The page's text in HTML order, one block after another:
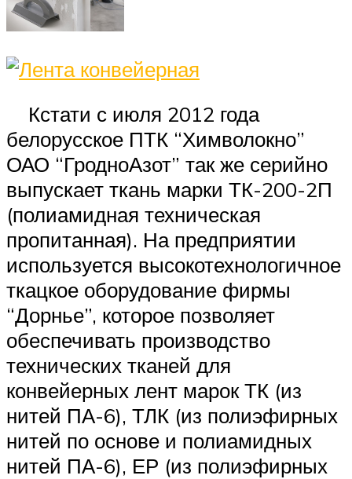
Кстати с июля 2012 года
белорусское ПТК “Химволокно”
ОАО “ГродноАзот” так же серийно
выпускает ткань марки ТК-200-2П
(полиамидная техническая
пропитанная). На предприятии
используется высокотехнологичное
ткацкое оборудование фирмы
“Дорнье”, которое позволяет
обеспечивать производство
технических тканей для
конвейерных лент марок ТК (из
нитей ПА-6), ТЛК (из полиэфирных
нитей по основе и полиамидных
нитей ПА-6), ЕР (из полиэфирных